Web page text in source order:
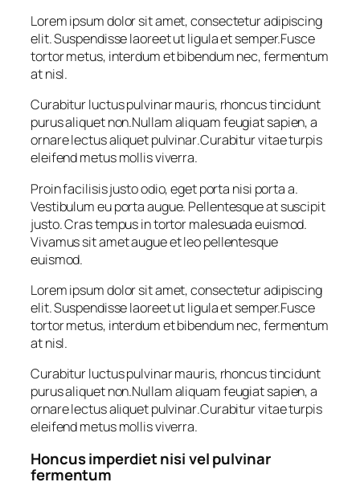
Lorem ipsum dolor sit amet, consectetur adipiscing
elit. Suspendisse laoreet ut ligula et semper.Fusce
tortor metus, interdum et bibendum nec, fermentum
at nisl.
Curabitur luctus pulvinar mauris, rhoncus tincidunt
purus aliquet non.Nullam aliquam feugiat sapien, a
ornare lectus aliquet pulvinar.Curabitur vitae turpis
eleifend metus mollis viverra.
Proin facilisis justo odio, eget porta nisi porta a.
Vestibulum eu porta augue. Pellentesque at suscipit
justo. Cras tempus in tortor malesuada euismod.
Vivamus sit amet augue et leo pellentesque
euismod.
Lorem ipsum dolor sit amet, consectetur adipiscing
elit. Suspendisse laoreet ut ligula et semper.Fusce
tortor metus, interdum et bibendum nec, fermentum
at nisl.
Curabitur luctus pulvinar mauris, rhoncus tincidunt
purus aliquet non.Nullam aliquam feugiat sapien, a
ornare lectus aliquet pulvinar.Curabitur vitae turpis
eleifend metus mollis viverra.
Honcus imperdiet nisi vel pulvinar
fermentum